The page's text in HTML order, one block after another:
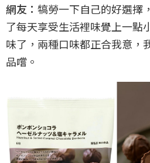
網友： 犒勞一下自己的好選擇
了每天享受生活裡味覺上一點
味了，兩種口味都正合我意，
品嚐。